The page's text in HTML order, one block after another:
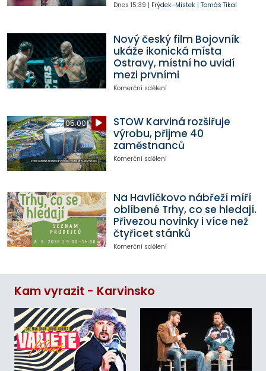
Dnes 15:39 | Frýdek-Místek| Tomáš Tikal
Nový český film Bojovník
ukáže ikonická místa
Ostravy, místní ho uvidí
mezi prvními
Komerční sdělení
05:00
STOW Karviná rozšiřuje
výrobu, přijme 40
zaměstnanců
Komerční sdělení
Na Havlíčkovo nábřeží míří
oblíbené Trhy, co se hledají.
Přivezou novinky i více než
čtyřicet stánků
Komerční sdělení
Kam vyrazit - Karvinsko